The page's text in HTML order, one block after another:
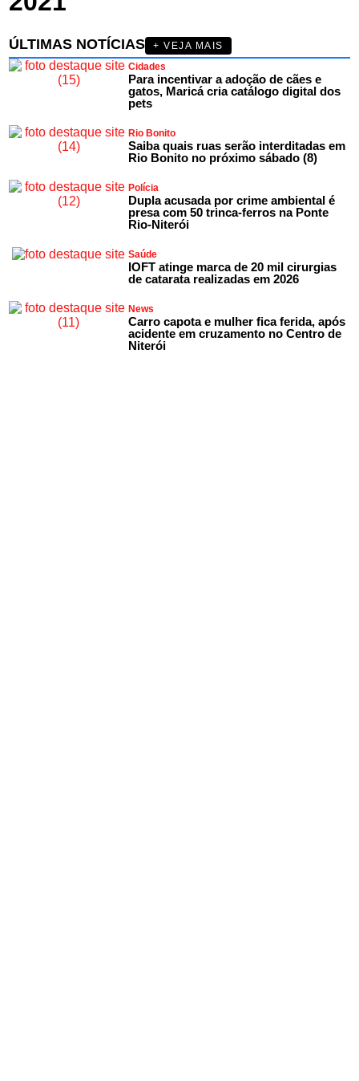
ÚLTIMAS NOTÍCIAS
+ VEJA MAIS
Cidades
Para incentivar a adoção de cães e
gatos, Maricá cria catálogo digital dos
pets
Rio Bonito
Saiba quais ruas serão interditadas em
Rio Bonito no próximo sábado (8)
Polícia
Dupla acusada por crime ambiental é
presa com 50 trinca-ferros na Ponte
Rio-Niterói
Saúde
IOFT atinge marca de 20 mil cirurgias
de catarata realizadas em 2026
News
Carro capota e mulher fica ferida, após
acidente em cruzamento no Centro de
Niterói